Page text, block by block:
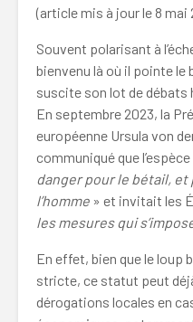
(article mis à jour le 8 mai
Souvent polarisant à
bienvenu là où il pointe le
suscite son lot de débats
En septembre 2023, la
européenne Ursula von
communiqué que
danger pour le bétail,
l’homme » et invitait les
les mesures qui
En effet, bien que le loup
stricte, ce statut peut
dérogations locales en